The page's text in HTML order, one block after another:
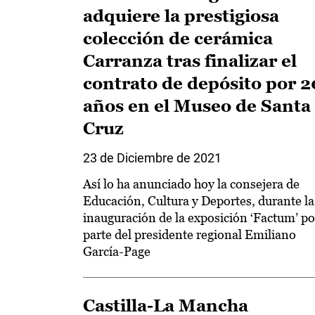
adquiere la prestigiosa
colección de cerámica
Carranza tras finalizar el
contrato de depósito por
años en el Museo de Santa
Cruz
23 de Diciembre de 2021
Así lo ha anunciado hoy la consejera de
Educación, Cultura y Deportes, durante la
inauguración de la exposición ‘Factum’
parte del presidente regional Emiliano
García-Page
Castilla-La Mancha